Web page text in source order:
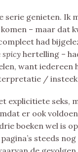
serie genieten. Ik
– maar dat
had
spicy hertelling –
want iedereen
/ insteek
explicitiete seks,
er ook
boeken wel is
steeds